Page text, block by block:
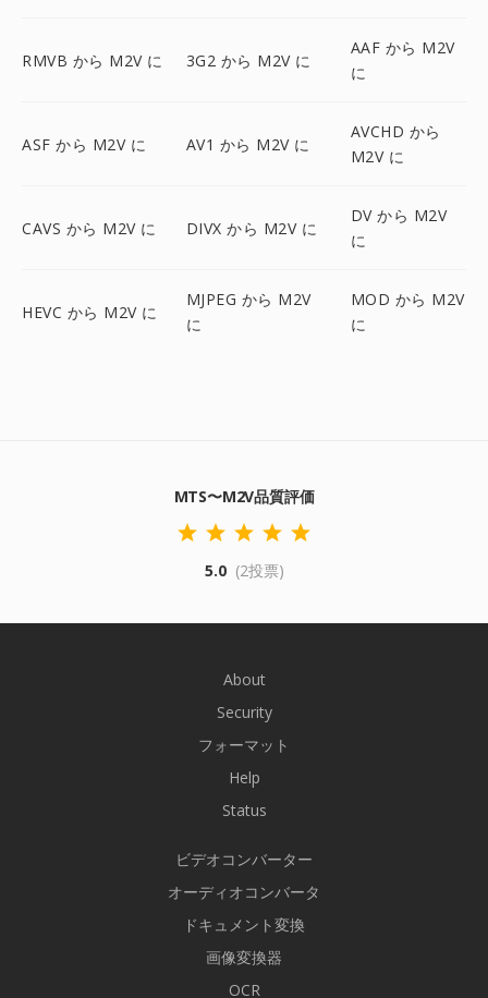
RMVB から M2V に 3G2 から M2V に
AAF から M2V
に
ASF から M2V に AV1 から M2V に
AVCHD から
M2V に
CAVS から M2V に DIVX から M2V に
DV から M2V
に
HEVC から M2V に
MJPEG から M2V
に
MOD から M2V
に
MTS〜M2V品質評価
5.0 (2投票)
About
Security
フォーマット
Help
Status
ビデオコンバーター
オーディオコンバータ
ドキュメント変換
画像変換器
OCR